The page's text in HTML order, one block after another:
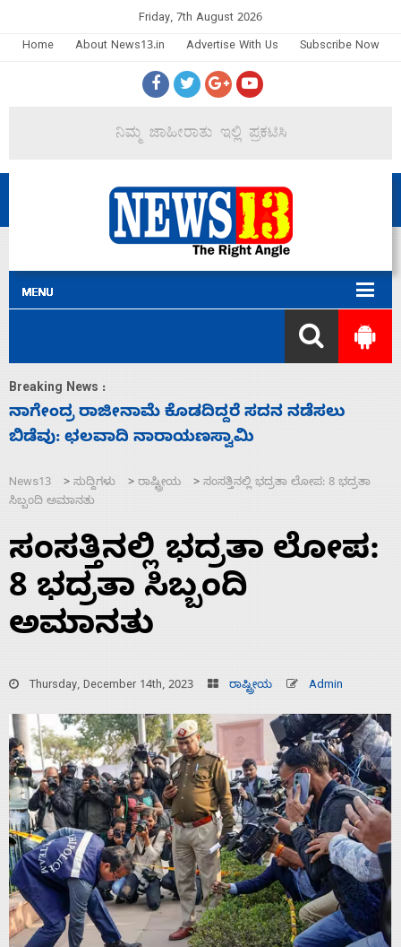
Friday, 7th August 2026
Home
About News13.in Advertise With Us Subscribe Now
Breaking News :
ಸಚಿವ ಸಂಪುಟ ವಿಸ್ತರಣೆ ಮಾಡಿದ್ದು ಹಣಬಲ ಮತ್ತು
ಹೈಕಮಾಂಡ್ ರಾಜಕಾರಣಕ್ಕೆ: ವಿಜಯೇಂದ್ರ
News13 > ಸುದ್ದಿಗಳು > ರಾಷ್ಟ್ರೀಯ > ಸಂಸತ್ತಿನಲ್ಲಿ ಭದ್ರತಾ ಲೋಪ: 8 ಭದ್ರತಾ
ಸಿಬ್ಬಂದಿ ಅಮಾನತು
ಸಂಸತ್ತಿನಲ್ಲಿ ಭದ್ರತಾ ಲೋಪ:
8 ಭದ್ರತಾ ಸಿಬ್ಬಂದಿ
ಅಮಾನತು
Thursday, December 14th, 2023 ರಾಷ್ಟ್ರೀಯ Admin